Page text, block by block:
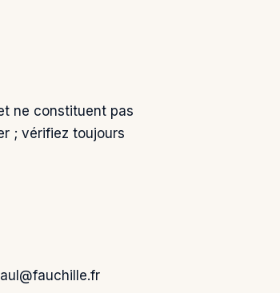
ne constituent pas
; vérifiez toujours